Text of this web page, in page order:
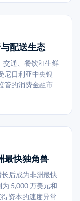
配送生态
交通、餐饮和生鲜
尼日利亚中央银
管的消费金融市
最快独角兽
后成为非洲最快
5,000 万美元和
资本的速度异常